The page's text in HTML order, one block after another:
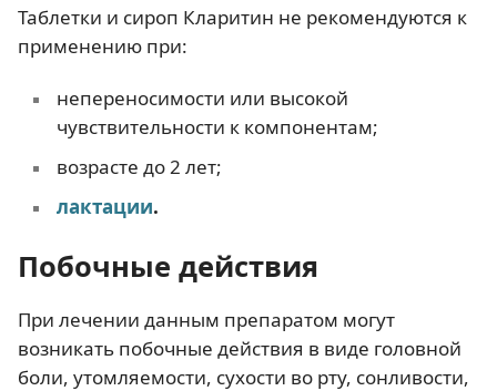
Таблетки и сироп Кларитин не рекомендуются к
применению при:
непереносимости или высокой
чувствительности к компонентам;
возрасте до 2 лет;
лактации.
Побочные действия
При лечении данным препаратом могут
возникать побочные действия в виде головной
боли, утомляемости, сухости во рту, сонливости,